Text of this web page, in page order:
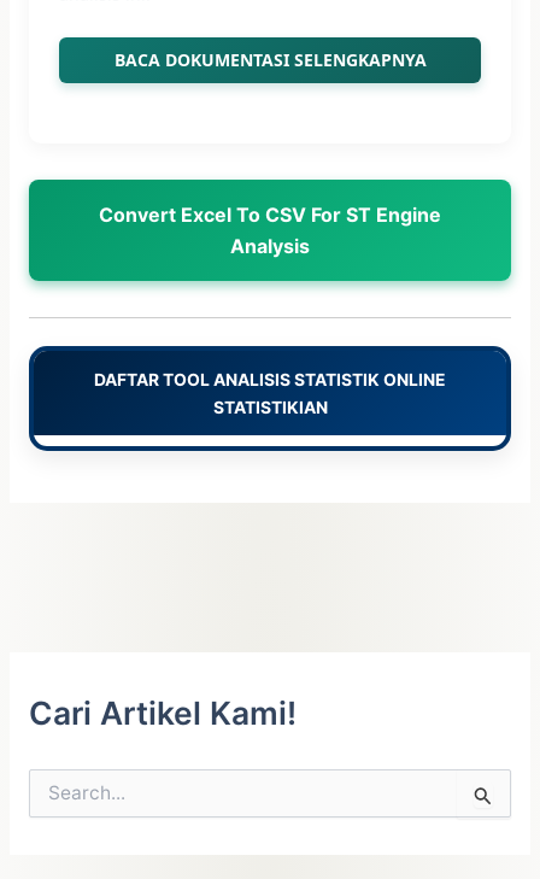
BACA DOKUMENTASI SELENGKAPNYA
Convert Excel To CSV For ST Engine
Analysis
DAFTAR TOOL ANALISIS STATISTIK ONLINE
STATISTIKIAN
Cari Artikel Kami!